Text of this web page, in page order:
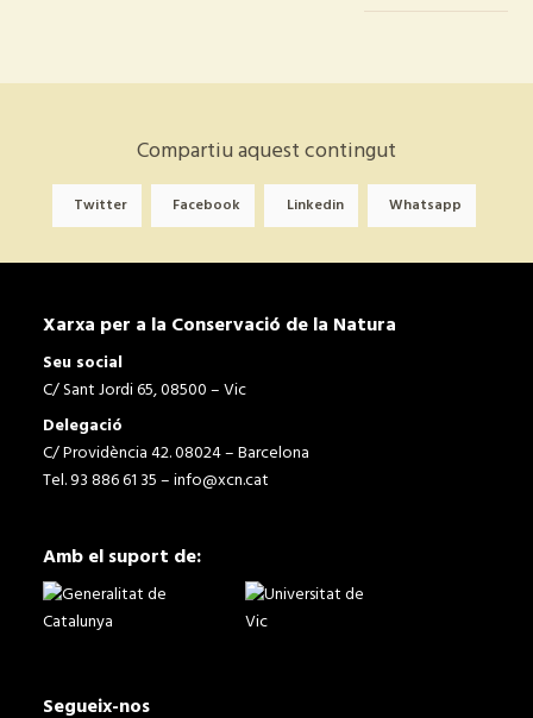
Compartiu aquest contingut
Twitter Facebook Linkedin Whatsapp
Xarxa per a la Conservació de la Natura
Seu social
C/ Sant Jordi 65, 08500 – Vic
Delegació
C/ Providència 42. 08024 – Barcelona
Tel. 93 886 61 35 –info@xcn.cat
Amb el suport de:
Segueix-nos